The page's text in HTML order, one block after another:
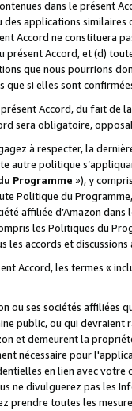
dans le présent
applications
Accord ne constituera
Accord, et (d)
que nous pourrions
que si elles sont
Accord, du fait de
sera obligatoire,
à respecter, la
autre politique
Programme »), y
Politique du
affiliée d’Amazon
les Politiques du
les accords et discussions
Accord, les termes «
ou ses sociétés affiliées
public, ou qui
et demeurent la
nécessaire pour
en lien avec
ne divulguerez pas les
prendre toutes les